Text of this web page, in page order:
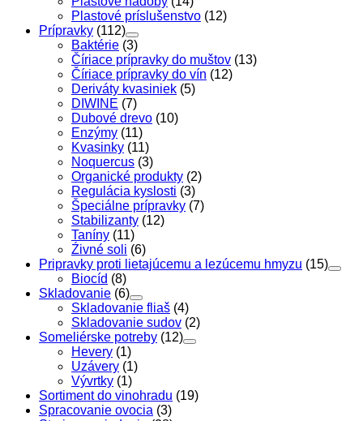
Plastové príslušenstvo (12)
Prípravky (112)
Baktérie (3)
Číriace prípravky do muštov (13)
Číriace prípravky do vín (12)
Deriváty kvasiniek (5)
DIWINE (7)
Dubové drevo (10)
Enzýmy (11)
Kvasinky (11)
Noquercus (3)
Organické produkty (2)
Regulácia kyslosti (3)
Špeciálne prípravky (7)
Stabilizanty (12)
Taníny (11)
Źivné soli (6)
Pripravky proti lietajúcemu a lezúcemu hmyzu (15)
Biocíd (8)
Skladovanie (6)
Skladovanie fliaš (4)
Skladovanie sudov (2)
Someliérske potreby (12)
Hevery (1)
Uzávery (1)
Vývrtky (1)
Sortiment do vinohradu (19)
Spracovanie ovocia (3)